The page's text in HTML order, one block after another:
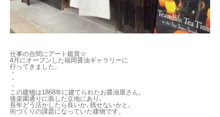
仕事の合間にアート鑑賞☆
4月にオープンした福岡醤油ギャラリーに
行ってきました。
・
・
・
この建物は1868年に建てられたお醤油屋さん。
後楽園通りに面した立地にあり､
長年どう活かしたら良いか､残せないかと､
街づくりの課題になっていた建物です。